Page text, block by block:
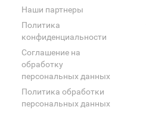
Наши партнеры
Политика
конфиденциальности
Соглашение на
обработку
персональных данных
Политика обработки
персональных данных